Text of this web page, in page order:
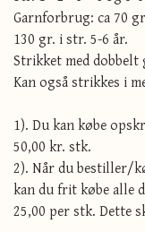
Garnforbrug: ca 70
130 gr. i str. 5-6 år.
Strikket med dobbelt
Kan også strikkes i
1). Du kan købe
50,00 kr. stk.
2). Når du bestiller/
kan du frit købe alle
25,00 per stk. Dette